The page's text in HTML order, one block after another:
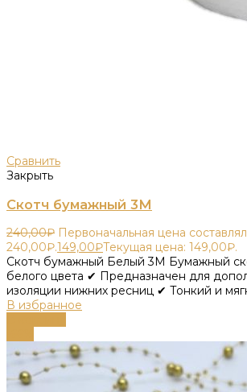
Сравнить
Закрыть
Скотч бумажный 3М
240,00₽ Первоначальная цена
240,00₽.149,00₽Текущая цена: 149,00₽.
Скотч бумажный Белый 3М Бумажный
белого цвета ✔ Предназначен для
изоляции нижних ресниц ✔ Тонкий и
В избранное